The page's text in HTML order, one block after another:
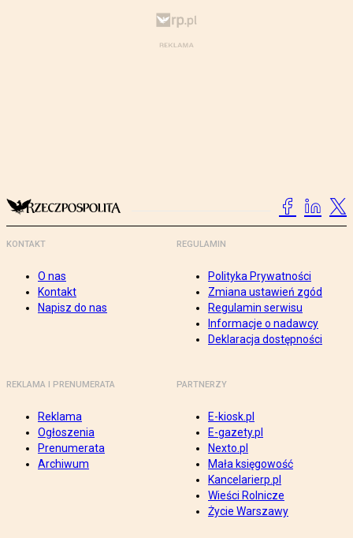
KONTAKT
O nas
Kontakt
Napisz do nas
REGULAMIN
Polityka Prywatności
Zmiana ustawień zgód
Regulamin serwisu
Informacje o nadawcy
Deklaracja dostępności
REKLAMA I PRENUMERATA
Reklama
Ogłoszenia
Prenumerata
Archiwum
PARTNERZY
E-kiosk.pl
E-gazety.pl
Nexto.pl
Mała księgowość
Kancelarierp.pl
Wieści Rolnicze
Życie Warszawy